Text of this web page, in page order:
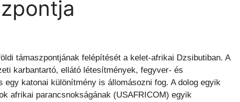
támaszpontjának felépítését a kelet-afrikai Dzsibutiban. A
karbantartó, ellátó létesítmények, fegyver- és
egy katonai különítmény is állomásozni fog. A dolog egyik
afrikai parancsnokságának (USAFRICOM) egyik